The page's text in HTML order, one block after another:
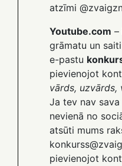
atzīmi
Youtube.com –
grāmatu un
e-pastu
pievienojot
vārds, uzvārds,
Ja tev nav
nevienā no
atsūti mums
pievienojot